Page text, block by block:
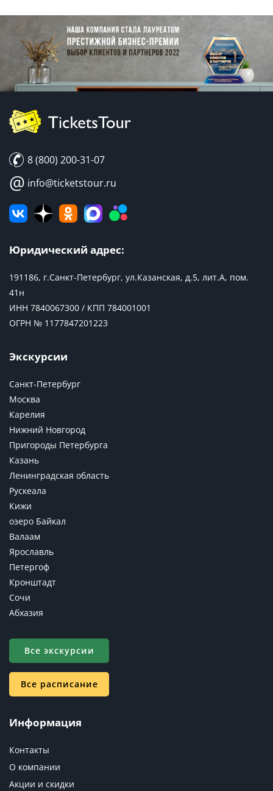
8 (800) 200-31-07
@ info@ticketstour.ru
Юридический адрес:
191186, г.Санкт-Петербург, ул.Казанская, д.5, лит.А, пом.
41н
ИНН 7840067300 / КПП 784001001
ОГРН № 1177847201223
Экскурсии
Санкт-Петербург
Москва
Карелия
Нижний Новгород
Пригороды Петербурга
Казань
Ленинградская область
Рускеала
Кижи
озеро Байкал
Валаам
Ярославль
Петергоф
Кронштадт
Сочи
Абхазия
Все экскурсии
Все расписание
Информация
Контакты
О компании
Акции и скидки